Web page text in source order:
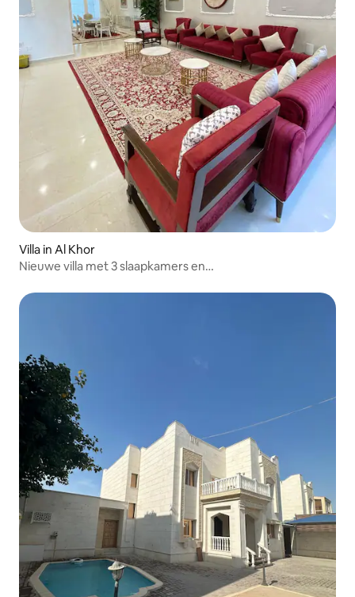
Villa in Al Khor
Nieuwe villa met 3 slaapkamers en